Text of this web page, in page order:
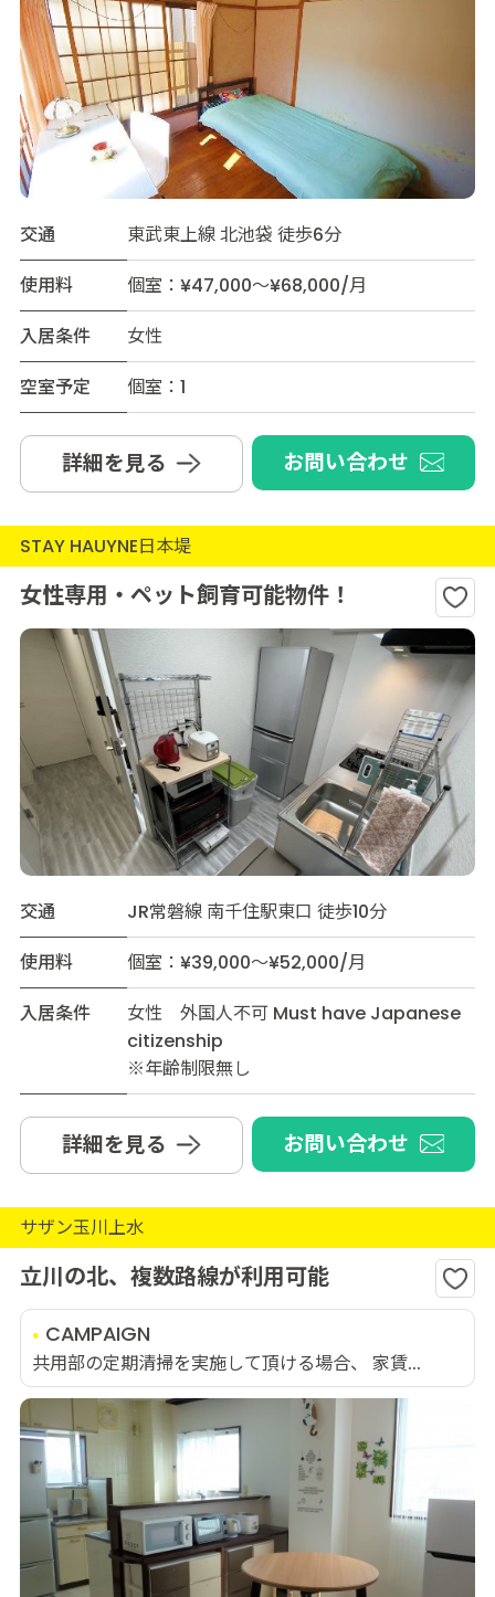
交通
東武東上線 北池袋 徒歩6分
使用料
個室：¥47,000～¥68,000/月
入居条件
女性
空室予定
個室：1
詳細を見る お問い合わせ
STAY HAUYNE日本堤
女性専用・ペット飼育可能物件！
交通
JR常磐線 南千住駅東口 徒歩10分
使用料
個室：¥39,000～¥52,000/月
入居条件
女性 外国人不可 Must have Japanese
citizenship
※年齢制限無し
詳細を見る お問い合わせ
サザン玉川上水
立川の北、複数路線が利用可能
CAMPAIGN
共用部の定期清掃を実施して頂ける場合、 家賃...